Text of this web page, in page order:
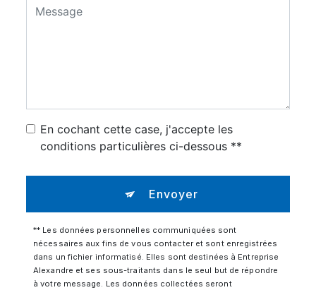
En cochant cette case, j'accepte les
conditions particulières ci-dessous **
Envoyer
** Les données personnelles communiquées sont
nécessaires aux fins de vous contacter et sont enregistrées
dans un fichier informatisé. Elles sont destinées à Entreprise
Alexandre et ses sous-traitants dans le seul but de répondre
à votre message. Les données collectées seront